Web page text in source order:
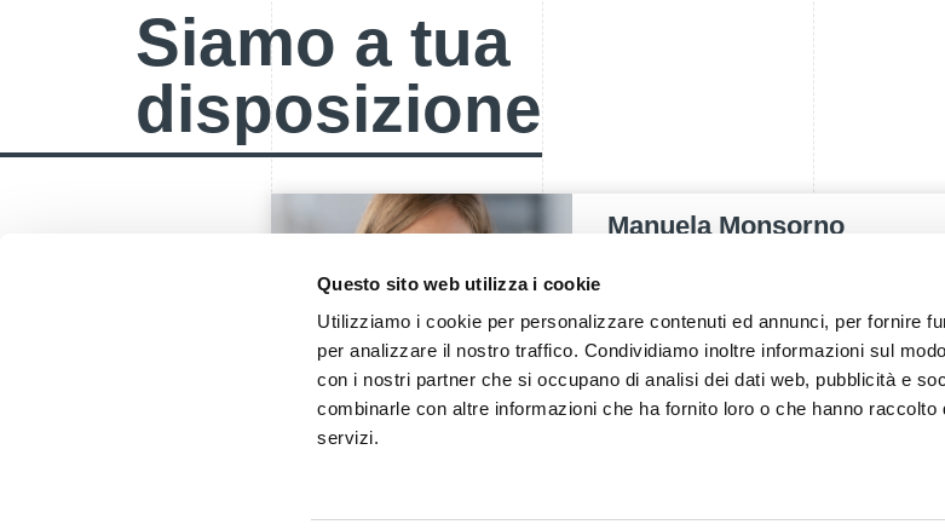
Questo sito web utilizza i cookie
Utilizziamo i cookie per personalizzare contenuti ed annunci, per fornire
per analizzare il nostro traffico. Condividiamo inoltre informazioni sul
con i nostri partner che si occupano di analisi dei dati web, pubblicità e
combinarle con altre informazioni che ha fornito loro o che hanno raccolto
servizi.
Siamo a tua
disposizione
Manuela Monsorno
T.
+39 0471 516092
E.
manuela.monsorno@fieramesse.com
DE IT